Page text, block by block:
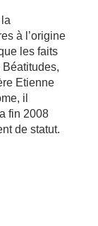
à l’origine
les faits
Etienne
il
fin 2008
de statut.